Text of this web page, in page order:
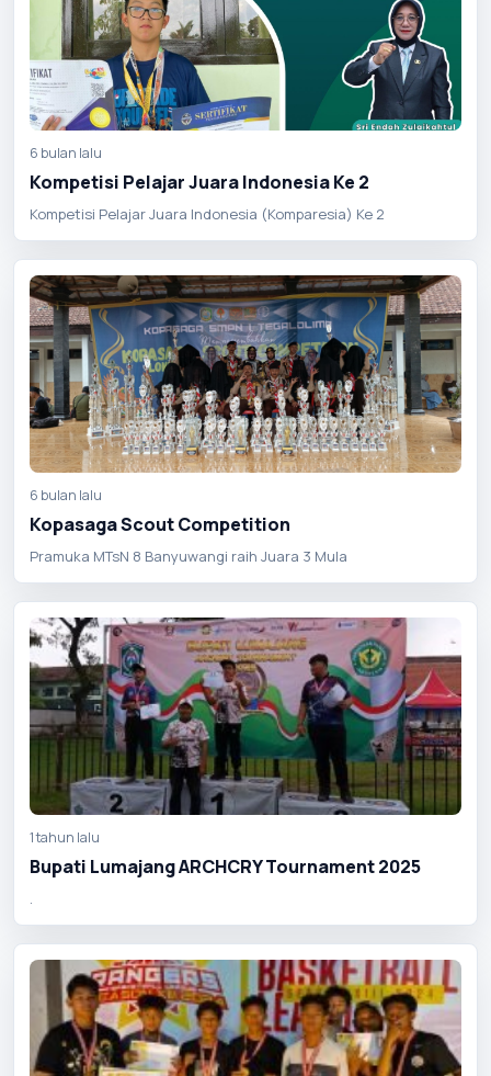
6 bulan lalu
Kompetisi Pelajar Juara Indonesia Ke 2
Kompetisi Pelajar Juara Indonesia (Komparesia) Ke 2
6 bulan lalu
Kopasaga Scout Competition
Pramuka MTsN 8 Banyuwangi raih Juara 3 Mula
1 tahun lalu
Bupati Lumajang ARCHCRY Tournament 2025
.